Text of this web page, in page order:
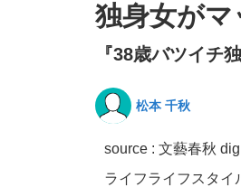
「90%は失敗
終戦から81年
独身女が
『38歳バツイチ
松本 千秋
source : 文藝春秋
ライフライフスタイ